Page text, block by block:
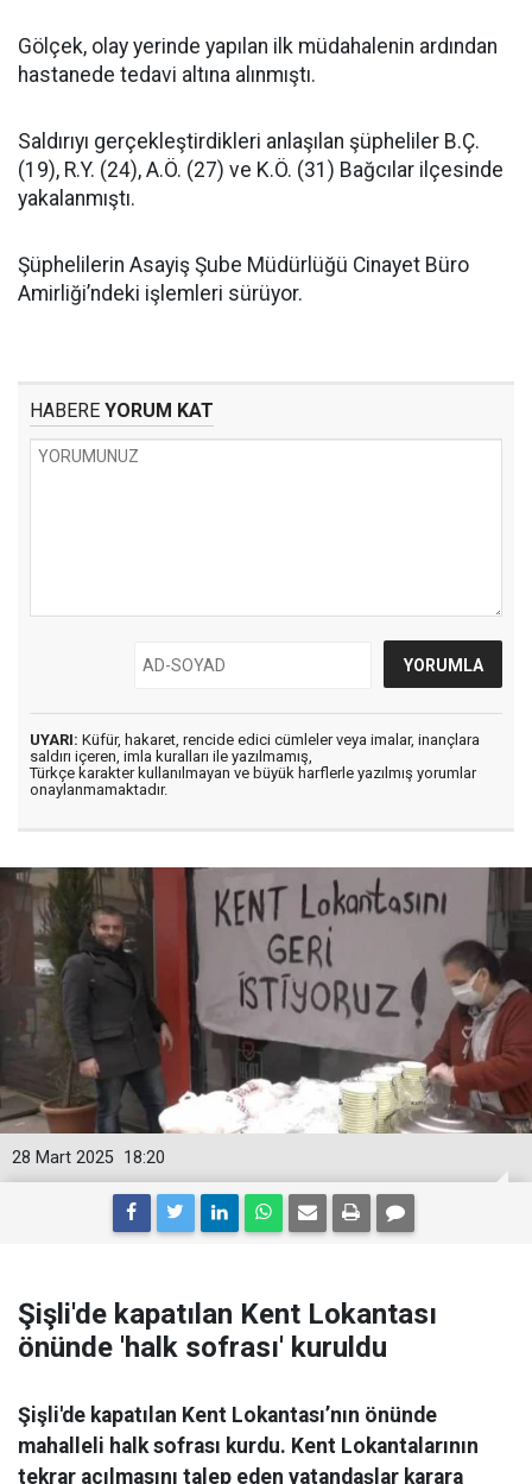
Gölçek, olay yerinde yapılan ilk müdahalenin ardından
hastanede tedavi altına alınmıştı.
Saldırıyı gerçekleştirdikleri anlaşılan şüpheliler B.Ç.
(19), R.Y. (24), A.Ö. (27) ve K.Ö. (31) Bağcılar ilçesinde
yakalanmıştı.
Şüphelilerin Asayiş Şube Müdürlüğü Cinayet Büro
Amirliği’ndeki işlemleri sürüyor.
HABERE YORUM KAT
UYARI: Küfür, hakaret, rencide edici cümleler veya imalar, inançlara
saldırı içeren, imla kuralları ile yazılmamış,
Türkçe karakter kullanılmayan ve büyük harflerle yazılmış yorumlar
onaylanmamaktadır.
18:20
28 Mart 2025
Şişli'de kapatılan Kent Lokantası
önünde 'halk sofrası' kuruldu
Şişli'de kapatılan Kent Lokantası’nın önünde
mahalleli halk sofrası kurdu. Kent Lokantalarının
tekrar açılmasını talep eden vatandaşlar karara